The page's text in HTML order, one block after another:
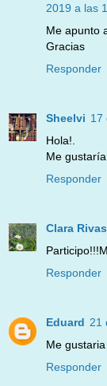
2019 a las
Me apunto
Gracias
Responder
Sheelvi 17
Hola!.
Me
Responder
Clara Rivas
Responder
Eduard 21
Me
Responder